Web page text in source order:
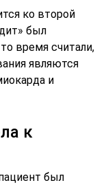
ко второй
был
время считали,
являются
и
к
был